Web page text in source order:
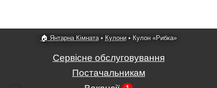
🏠 Янтарна Кімната• Кулони• Кулон «Рибка»
Сервісне обслуговування
Постачальникам